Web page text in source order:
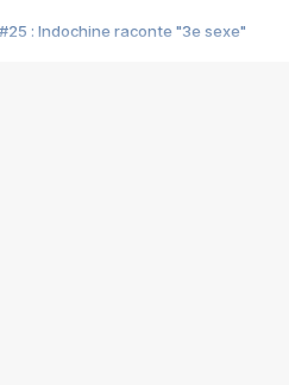
#25 : Indochine raconte "3e sexe"